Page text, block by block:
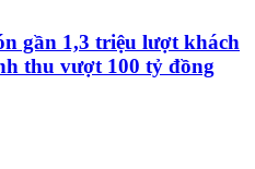
gần 1,3 triệu lượt khách
thu vượt 100 tỷ đồng